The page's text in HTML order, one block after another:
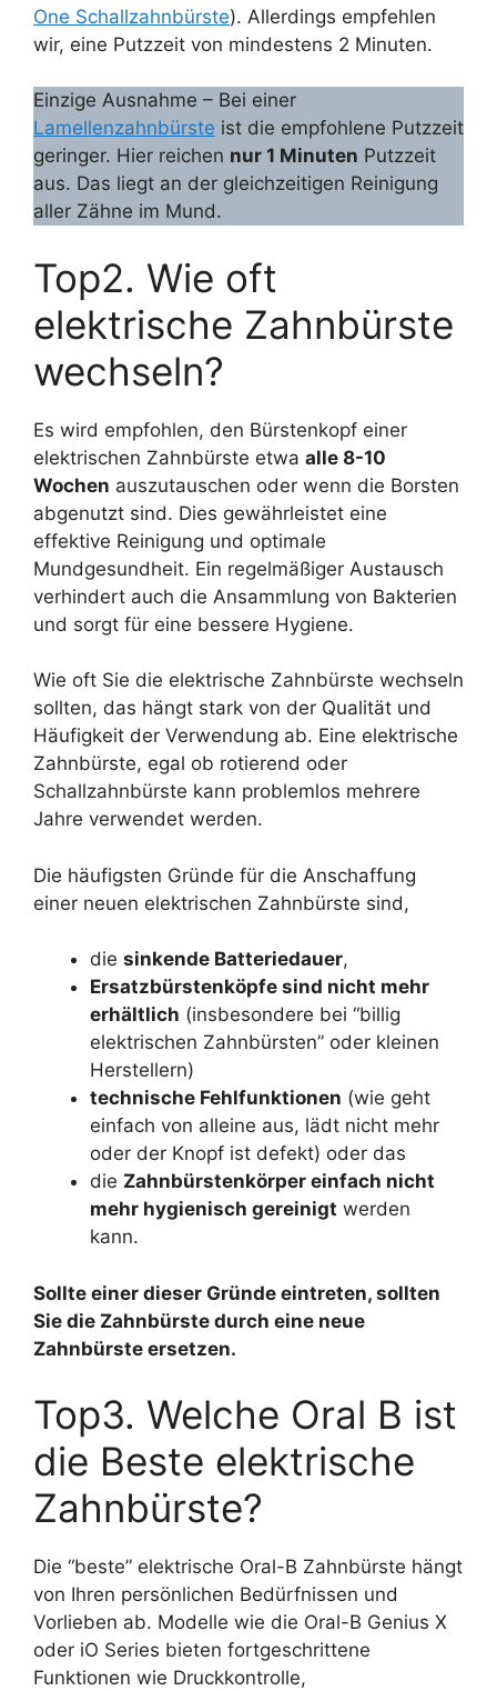
One Schallzahnbürste). Allerdings empfehlen
wir, eine Putzzeit von mindestens 2 Minuten.
Einzige Ausnahme – Bei einer
Lamellenzahnbürste ist die empfohlene Putzzeit
geringer. Hier reichen nur 1 Minuten Putzzeit
aus. Das liegt an der gleichzeitigen Reinigung
aller Zähne im Mund.
Top2. Wie oft
elektrische Zahnbürste
wechseln?
Es wird empfohlen, den Bürstenkopf einer
elektrischen Zahnbürste etwa alle 8-10
Wochen auszutauschen oder wenn die Borsten
abgenutzt sind. Dies gewährleistet eine
effektive Reinigung und optimale
Mundgesundheit. Ein regelmäßiger Austausch
verhindert auch die Ansammlung von Bakterien
und sorgt für eine bessere Hygiene.
Wie oft Sie die elektrische Zahnbürste wechseln
sollten, das hängt stark von der Qualität und
Häufigkeit der Verwendung ab. Eine elektrische
Zahnbürste, egal ob rotierend oder
Schallzahnbürste kann problemlos mehrere
Jahre verwendet werden.
Die häufigsten Gründe für die Anschaffung
einer neuen elektrischen Zahnbürste sind,
die sinkende Batteriedauer,
Ersatzbürstenköpfe sind nicht mehr
erhältlich (insbesondere bei “billig
elektrischen Zahnbürsten” oder kleinen
Herstellern)
technische Fehlfunktionen (wie geht
einfach von alleine aus, lädt nicht mehr
oder der Knopf ist defekt) oder das
die Zahnbürstenkörper einfach nicht
mehr hygienisch gereinigt werden
kann.
Sollte einer dieser Gründe eintreten, sollten
Sie die Zahnbürste durch eine neue
Zahnbürste ersetzen.
Top3. Welche Oral B ist
die Beste elektrische
Zahnbürste?
Die “beste” elektrische Oral-B Zahnbürste hängt
von Ihren persönlichen Bedürfnissen und
Vorlieben ab. Modelle wie die Oral-B Genius X
oder iO Series bieten fortgeschrittene
Funktionen wie Druckkontrolle,